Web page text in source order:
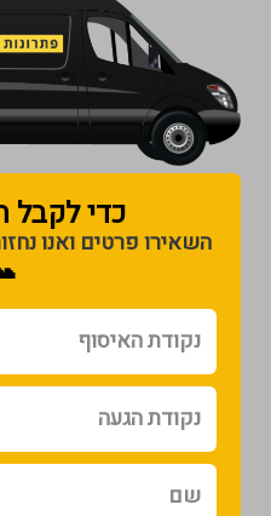
כדי לקבל
השאירו פרטים ואנו
נקודת
האיסוף
נקודת
הגעה
שם